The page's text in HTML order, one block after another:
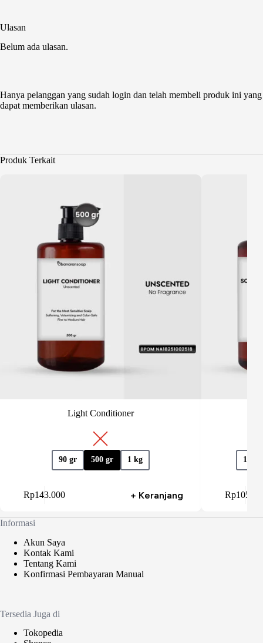
Ulasan
Belum ada ulasan.
Hanya pelanggan yang sudah login dan telah membeli produk ini yang
dapat memberikan ulasan.
Produk Terkait
Light Conditioner
90 gr 500 gr 1 kg
Rp143.000 + Keranjang
100
Rp
beberapa
Informasi
Akun Saya
Kontak Kami
Tentang Kami
Konfirmasi Pembayaran Manual
Tersedia Juga di
Tokopedia